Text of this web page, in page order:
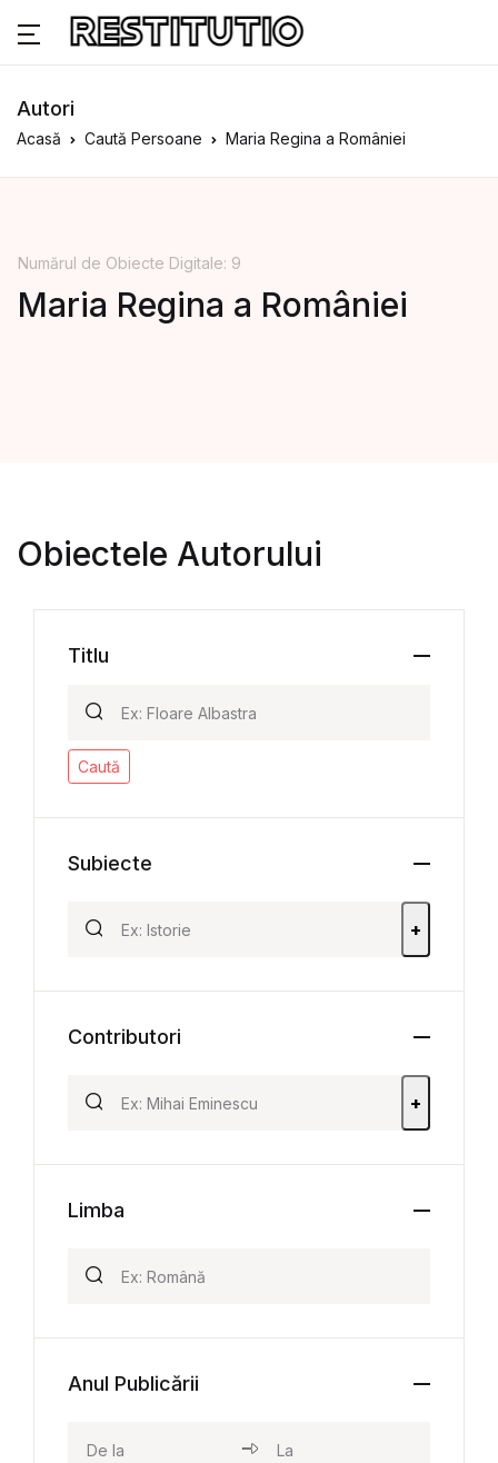
Autori
Acasă Caută Persoane Maria Regina a României
Numărul de Obiecte Digitale: 9
Maria Regina a României
Obiectele Autorului
Titlu
Caută
Subiecte
+
Contributori
+
Limba
Anul Publicării